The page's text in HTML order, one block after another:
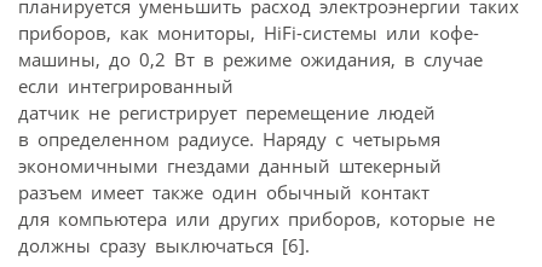
планируется уменьшить расход электроэнергии таких
приборов, как мониторы, HiFi-системы или кофе-
машины, до 0,2 Вт в режиме ожидания, в случае
если интегрированный
датчик не регистрирует перемещение людей
в определенном радиусе. Наряду с четырьмя
экономичными гнездами данный штекерный
разъем имеет также один обычный контакт
для компьютера или других приборов, которые не
должны сразу выключаться [6].